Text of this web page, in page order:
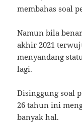
membahas soal
Namun bila
akhir 2021
menyandang
lagi.
Disinggung soal
26 tahun ini
banyak hal.